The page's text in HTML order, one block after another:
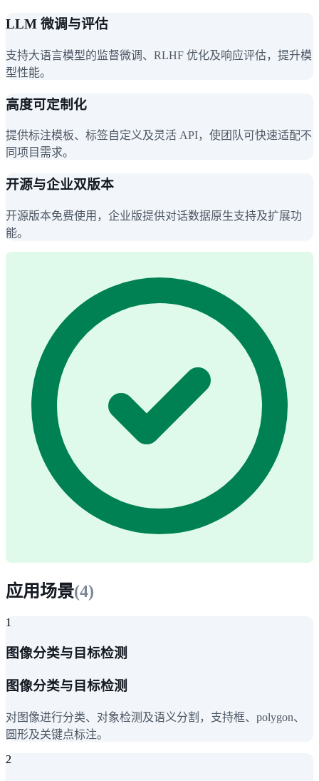
LLM 微调与评估
支持大语言模型的监督微调、RLHF 优化及响应评估，提升模
型性能。
高度可定制化
提供标注模板、标签自定义及灵活 API，使团队可快速适配不
同项目需求。
开源与企业双版本
开源版本免费使用，企业版提供对话数据原生支持及扩展功
能。
应用场景(4)
1
图像分类与目标检测
图像分类与目标检测
对图像进行分类、对象检测及语义分割，支持框、polygon、
圆形及关键点标注。
2